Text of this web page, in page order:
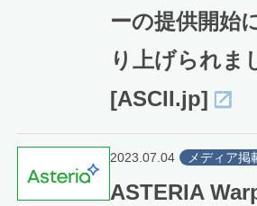
ーの提供開始
り上げられま
[ASCII.jp]
2023.07.04 メディア掲
ASTERIA